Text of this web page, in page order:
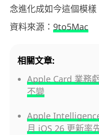
念進化成如今這個模
資料來源： 9to5Mac
相關文章:
Apple Card 業務
不變
Apple
月 iOS 26 更新率